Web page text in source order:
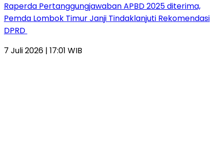
Raperda Pertanggungjawaban APBD 2025 diterima,
Pemda Lombok Timur Janji Tindaklanjuti Rekomendasi
DPRD
7 Juli 2026 | 17:01 WIB